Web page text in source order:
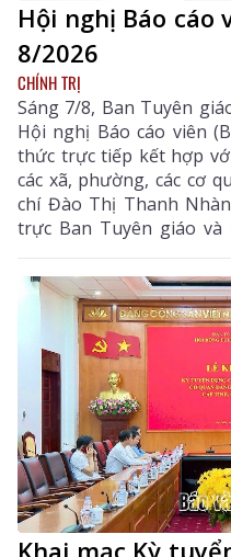
Hội nghị Báo
8/2026
CHÍNH TRỊ
Sáng 7/8, Ban Tuyên
Hội nghị Báo cáo viên
thức trực tiếp kết hợp
các xã, phường, các cơ
chí Đào Thị Thanh
trực Ban Tuyên giáo
nghị.